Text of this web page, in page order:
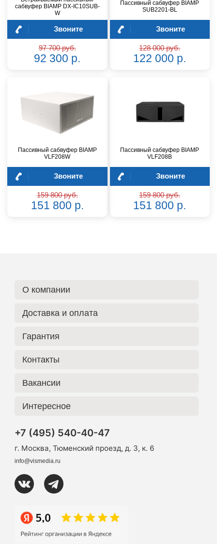
сабвуфер BIAMP DX-IC10SUB-
W
Звоните
97 700 руб.
92 300 р.
Пассивный сабвуфер BIAMP
SUB2201-BL
Звоните
128 000 руб.
122 000 р.
Пассивный сабвуфер BIAMP
VLF208W
Звоните
159 800 руб.
151 800 р.
Пассивный сабвуфер BIAMP
VLF208B
Звоните
159 800 руб.
151 800 р.
О компании
Доставка и оплата
Гарантия
Контакты
Вакансии
Интересное
+7 (495) 540-40-47
г. Москва, Тюменский проезд, д. 3, к. 6
info@vismedia.ru